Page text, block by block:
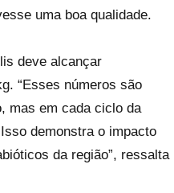
uma boa qualidade.
deve alcançar
“Esses números são
mas em cada ciclo da
demonstra o impacto
da região”, ressalta